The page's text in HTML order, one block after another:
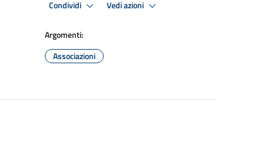
Condividi Vedi azioni
Argomenti:
Associazioni